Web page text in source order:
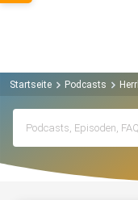
Startseite Podcasts